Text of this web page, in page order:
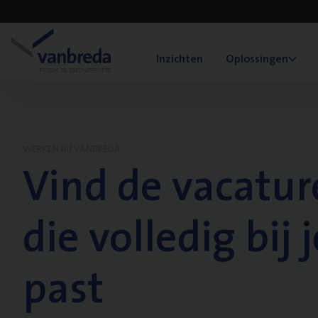
Inzichten Oplossingen
Vind de
die volledig bij
past